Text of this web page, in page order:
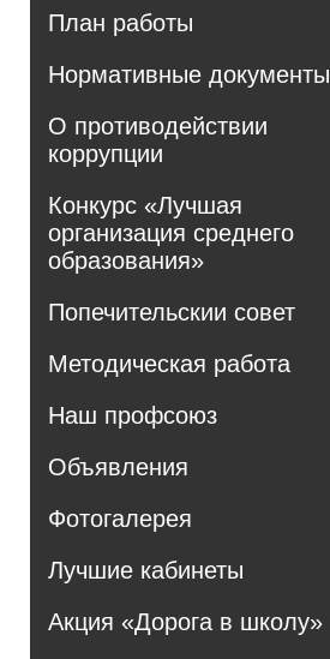
План работы
Нормативные документы
О противодействии
коррупции
Конкурс «Лучшая
организация среднего
образования»
Попечительскии совет
Методическая работа
Наш профсоюз
Объявления
Фотогалерея
Лучшие кабинеты
Акция «Дорога в школу»